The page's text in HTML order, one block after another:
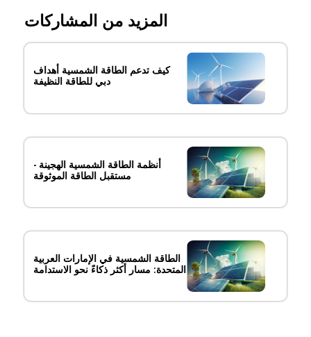
المزيد من المشاركات
كيف تدعم الطاقة الشمسية أهداف
دبي للطاقة النظيفة
أنظمة الطاقة الشمسية الهجينة -
مستقبل الطاقة الموثوقة
الطاقة الشمسية في الإمارات العربية
المتحدة: مسار أكثر ذكاءً نحو الاستدامة